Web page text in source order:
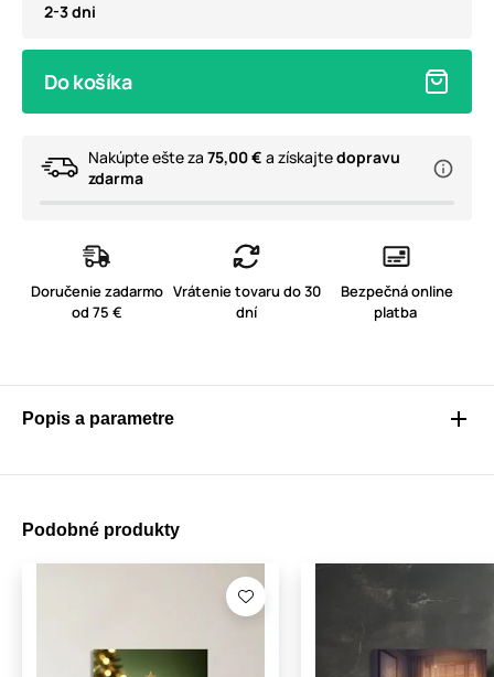
2-3 dni
Do košíka
Nakúpte ešte za 75,00 € a získajtedopravu
zdarma
Doručenie zadarmo
od 75 €
Vrátenie tovaru do 30
dní
Bezpečná online
platba
Popis a parametre
Podobné produkty